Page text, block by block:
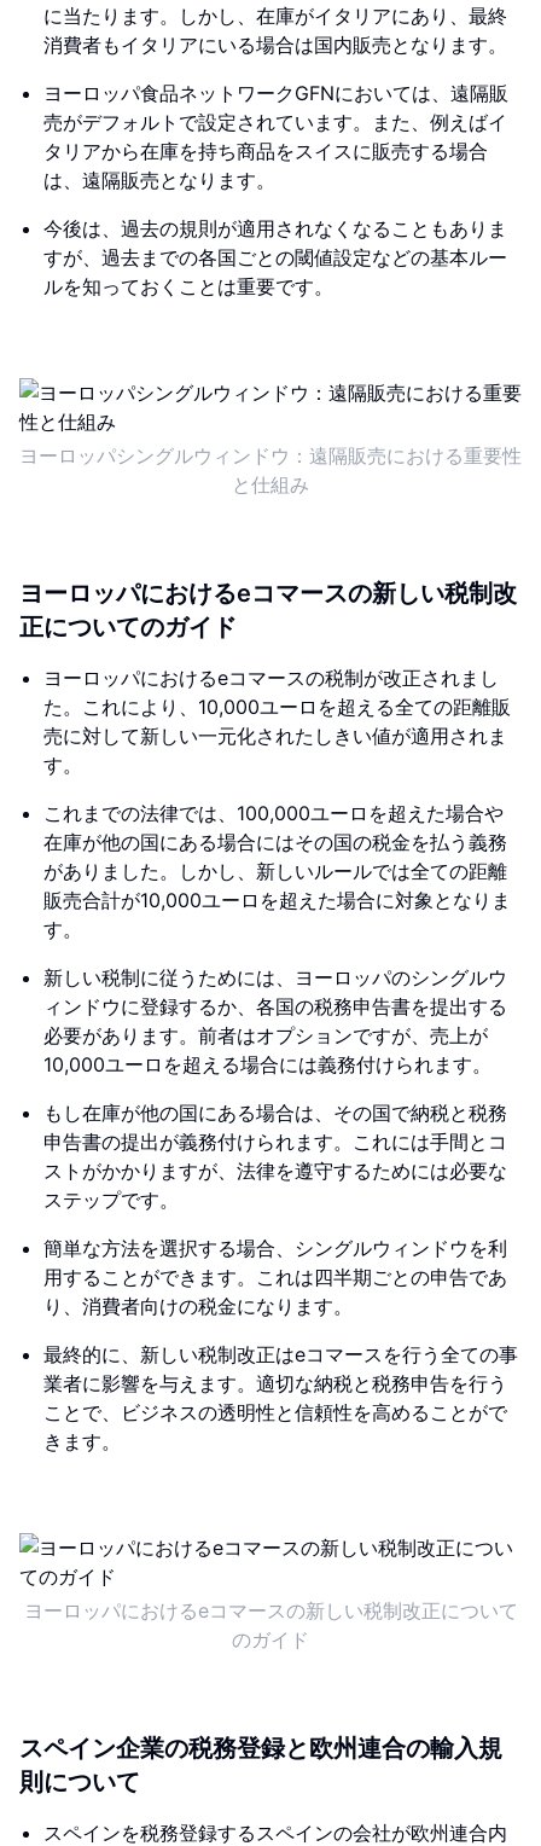
に当たります。しかし、在庫がイタリアにあり、最終
消費者もイタリアにいる場合は国内販売となります。
ヨーロッパ食品ネットワークGFNにおいては、遠隔販
売がデフォルトで設定されています。また、例えばイ
タリアから在庫を持ち商品をスイスに販売する場合
は、遠隔販売となります。
今後は、過去の規則が適用されなくなることもありま
すが、過去までの各国ごとの閾値設定などの基本ルー
ルを知っておくことは重要です。
ヨーロッパシングルウィンドウ：遠隔販売における重要性
と仕組み
ヨーロッパにおけるeコマースの新しい税制改
正についてのガイド
ヨーロッパにおけるeコマースの税制が改正されまし
た。これにより、10,000ユーロを超える全ての距離販
売に対して新しい一元化されたしきい値が適用されま
す。
これまでの法律では、100,000ユーロを超えた場合や
在庫が他の国にある場合にはその国の税金を払う義務
がありました。しかし、新しいルールでは全ての距離
販売合計が10,000ユーロを超えた場合に対象となりま
す。
新しい税制に従うためには、ヨーロッパのシングルウ
ィンドウに登録するか、各国の税務申告書を提出する
必要があります。前者はオプションですが、売上が
10,000ユーロを超える場合には義務付けられます。
もし在庫が他の国にある場合は、その国で納税と税務
申告書の提出が義務付けられます。これには手間とコ
ストがかかりますが、法律を遵守するためには必要な
ステップです。
簡単な方法を選択する場合、シングルウィンドウを利
用することができます。これは四半期ごとの申告であ
り、消費者向けの税金になります。
最終的に、新しい税制改正はeコマースを行う全ての事
業者に影響を与えます。適切な納税と税務申告を行う
ことで、ビジネスの透明性と信頼性を高めることがで
きます。
ヨーロッパにおけるeコマースの新しい税制改正について
のガイド
スペイン企業の税務登録と欧州連合の輸入規
則について
スペインを税務登録するスペインの会社が欧州連合内